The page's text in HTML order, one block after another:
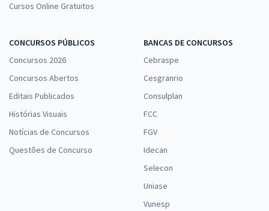
Cursos Online Gratuitos
CONCURSOS PÚBLICOS
Concursos 2026
Concursos Abertos
Editais Publicados
Histórias Visuais
Notícias de Concursos
Questões de Concurso
BANCAS DE CONCURSOS
Cebraspe
Cesgranrio
Consulplan
FCC
FGV
Idecan
Selecon
Uniase
Vunesp